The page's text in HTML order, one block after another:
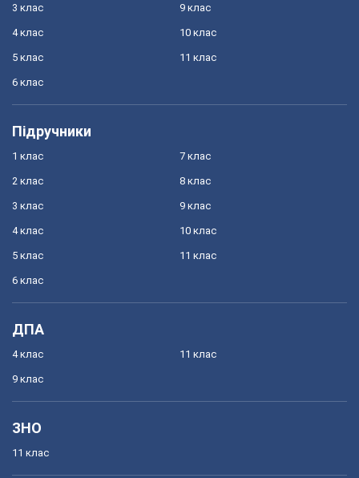
3 клас
4 клас
5 клас
6 клас
9 клас
10 клас
11 клас
Підручники
1 клас
2 клас
3 клас
4 клас
5 клас
6 клас
7 клас
8 клас
9 клас
10 клас
11 клас
ДПА
4 клас
9 клас
11 клас
ЗНО
11 клас